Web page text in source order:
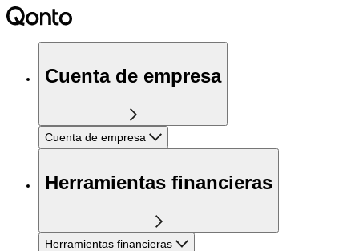
Cuenta de empresa
Cuenta de empresa
Herramientas financieras
Herramientas financieras